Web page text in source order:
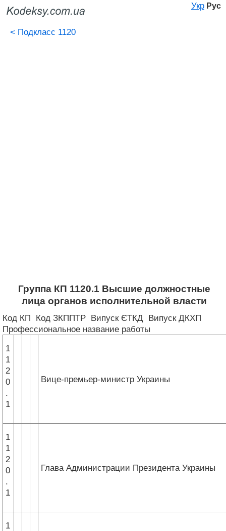
Укр Рус
< Подкласс 1120
Группа КП 1120.1 Высшие должностные
лица органов исполнительной власти
Код КП Код ЗКППТР Випуск ЄТКД Випуск ДКХП
Профессиональное название работы
1
1
2
0
.
1
Вице-премьер-министр Украины
1
1
2
0
.
1
Глава Администрации Президента Украины
1